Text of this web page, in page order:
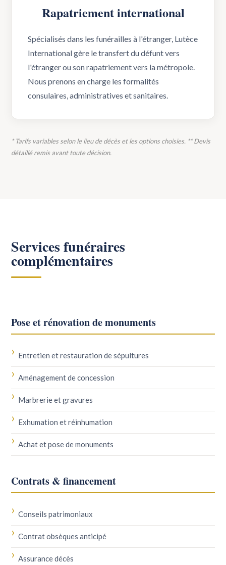
Rapatriement international
Spécialisés dans les funérailles à l'étranger, Lutèce
International gère le transfert du défunt vers
l'étranger ou son rapatriement vers la métropole.
Nous prenons en charge les formalités
consulaires, administratives et sanitaires.
* Tarifs variables selon le lieu de décès et les options choisies. ** Devis
détaillé remis avant toute décision.
Services funéraires
complémentaires
Pose et rénovation de monuments
Entretien et restauration de sépultures
Aménagement de concession
Marbrerie et gravures
Exhumation et réinhumation
Achat et pose de monuments
Contrats & financement
Conseils patrimoniaux
Contrat obsèques anticipé
Assurance décès